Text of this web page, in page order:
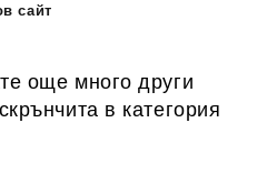
сайт
още много други
в категория